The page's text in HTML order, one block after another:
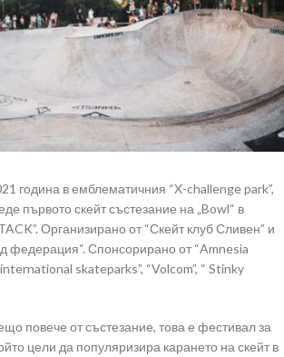
година в емблематичния “X-challenge park”,
първото скейт състезание на „Bowl“ в
Организирано от “Скейт клуб Сливен” и
федерация“. Спонсорирано от “Amnesia
skateparks”, “Volcom”, “ Stinky
повече от състезание, това е фестивал за
цели да популяризира карането на скейт в